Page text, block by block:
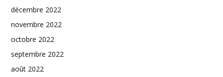
décembre 2022
novembre 2022
octobre 2022
septembre 2022
août 2022